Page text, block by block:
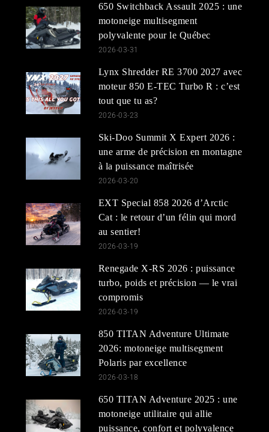
650 Switchback Assault 2025 : une
motoneige multisegment
polyvalente pour le Québec
2026-03-31
Lynx Shredder RE 3700 2027 avec
moteur 850 E-TEC Turbo R : c’est
tout que tu as?
2026-03-23
Ski-Doo Summit X Expert 2026 :
une arme de précision en montagne
à la puissance maîtrisée
2026-03-20
EXT Special 858 2026 d’Arctic
Cat : le retour d’un félin qui mord
au sentier!
2026-03-19
Renegade X-RS 2026 : puissance
turbo, poids et précision — le vrai
compromis
2026-03-19
850 TITAN Adventure Ultimate
2026: motoneige multisegment
Polaris par excellence
2026-03-18
650 TITAN Adventure 2025 : une
motoneige utilitaire qui allie
puissance, confort et polyvalence